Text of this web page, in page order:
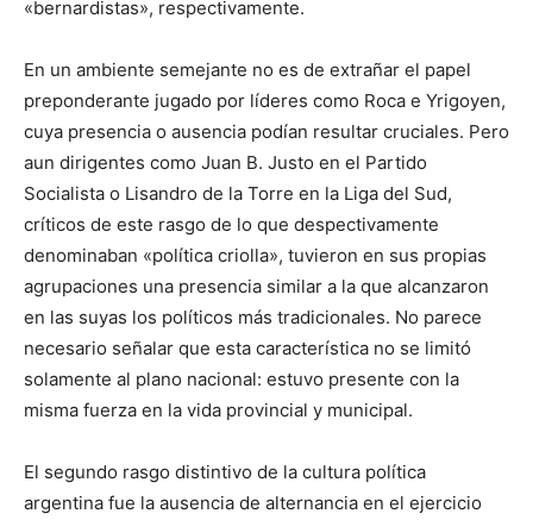
«bernardistas», respectivamente.
En un ambiente semejante no es de extrañar el papel
prepon­derante jugado por líderes como Roca e Yrigoyen,
cuya presencia o ausencia podían resultar cruciales. Pero
aun dirigentes como Juan B. Justo en el Partido
Socialista o Lisandro de la Torre en la Liga del Sud,
críticos de este rasgo de lo que despectivamente
denominaban «política criolla», tuvieron en sus propias
agrupa­ciones una presencia similar a la que alcanzaron
en las suyas los políticos más tradicionales. No parece
necesario señalar que esta característica no se limitó
solamente al plano nacional: estuvo pre­sente con la
misma fuerza en la vida provincial y municipal.
El segundo rasgo distintivo de la cultura política
argentina fue la ausencia de alternancia en el ejercicio